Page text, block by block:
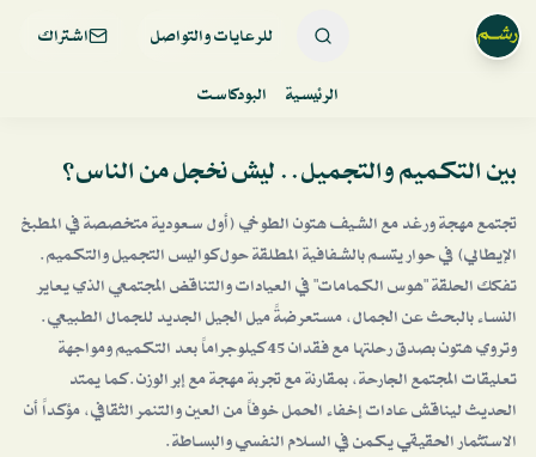
للرعايات والتواصل اشتراك
الرئيسية البودكاست
بين التكميم والتجميل.. ليش نخجل من الناس؟
تجتمع مهجة ورغد مع الشيف هتون الطوخي (أول سعودية متخصصة في المطبخ
الإيطالي) في حوار يتسم بالشفافية المطلقة حول كواليس التجميل والتكميم.
تفكك الحلقة "هوس الكمامات" في العيادات والتناقض المجتمعي الذي يعاير
النساء بالبحث عن الجمال، مستعرضةً ميل الجيل الجديد للجمال الطبيعي.
وتروي هتون بصدق رحلتها مع فقدان 45 كيلوجراماً بعد التكميم ومواجهة
تعليقات المجتمع الجارحة، بمقارنة مع تجربة مهجة مع إبر الوزن. كما يمتد
الحديث ليناقش عادات إخفاء الحمل خوفاً من العين والتنمر الثقافي، مؤكداً أن
الاستثمار الحقيقي يكمن في السلام النفسي والبساطة.